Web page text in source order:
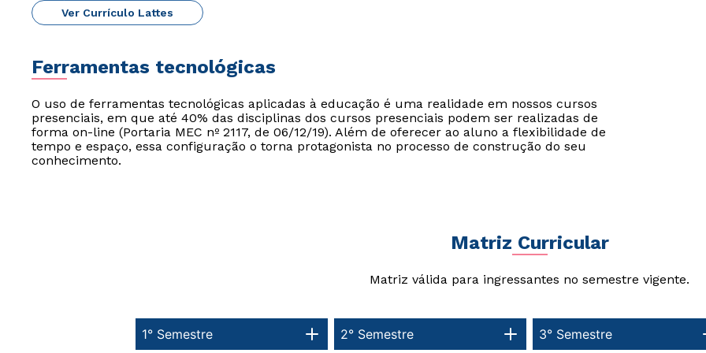
Ver Currículo Lattes
Ferramentas tecnológicas
O uso de ferramentas tecnológicas aplicadas à educação é uma realidade em nossos cursos
presenciais, em que até 40% das disciplinas dos cursos presenciais podem ser realizadas de
forma on-line (Portaria MEC nº 2117, de 06/12/19). Além de oferecer ao aluno a flexibilidade de
tempo e espaço, essa configuração o torna protagonista no processo de construção do seu
conhecimento.
Matriz Curricular
Matriz válida para ingressantes no semestre vigente.
1° Semestre 3° Semestre
2° Semestre
WhatsApp
WhatsApp